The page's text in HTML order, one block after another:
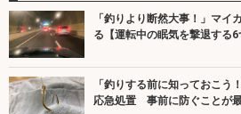
「釣りより断然大事！」マイ
る【運転中の眠気を撃退する6
「釣りする前に知っておこう
応急処置 事前に防ぐことが最